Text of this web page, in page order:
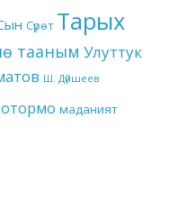
Сүрөт Тарых
тааным Улуттук
Ш. Дүйшеев
маданият